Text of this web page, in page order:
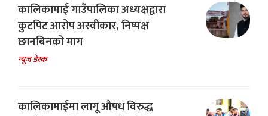
कालिकामाई गाउँपालिका अध्यक्षद्वारा
कुटपिट आरोप अस्वीकार, निष्पक्ष
छानबिनको माग
न्यूज डेस्क
कालिकामाईमा लागू औषध विरुद्ध